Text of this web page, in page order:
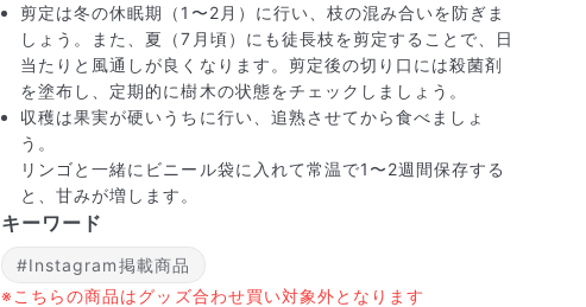
写真と同じものが届く？
商品ページに掲載している写真は、実際にお届けする商品を撮
影したものです。お花は生き物なので、どうしても色味やサイ
ズ・咲き方に個体差はありますが、できるだけ写真のイメージ
に近いものをお届けできるように人の目でチェックをしていま
す。
剪定は冬の休眠期（1〜2月）に行い、枝の混み合いを防ぎま
しょう。また、夏（7月頃）にも徒長枝を剪定することで、日
当たりと風通しが良くなります。剪定後の切り口には殺菌剤
を塗布し、定期的に樹木の状態をチェックしましょう。
収穫は果実が硬いうちに行い、追熟させてから食べましょ
う。
リンゴと一緒にビニール袋に入れて常温で1〜2週間保存する
と、甘みが増します。
キーワード
#Instagram掲載商品
※こちらの商品はグッズ合わせ買い対象外となります